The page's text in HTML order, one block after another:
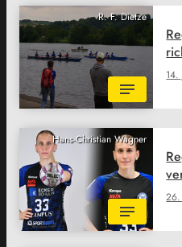
R. F. Dietze
Hans-Christian Wagner